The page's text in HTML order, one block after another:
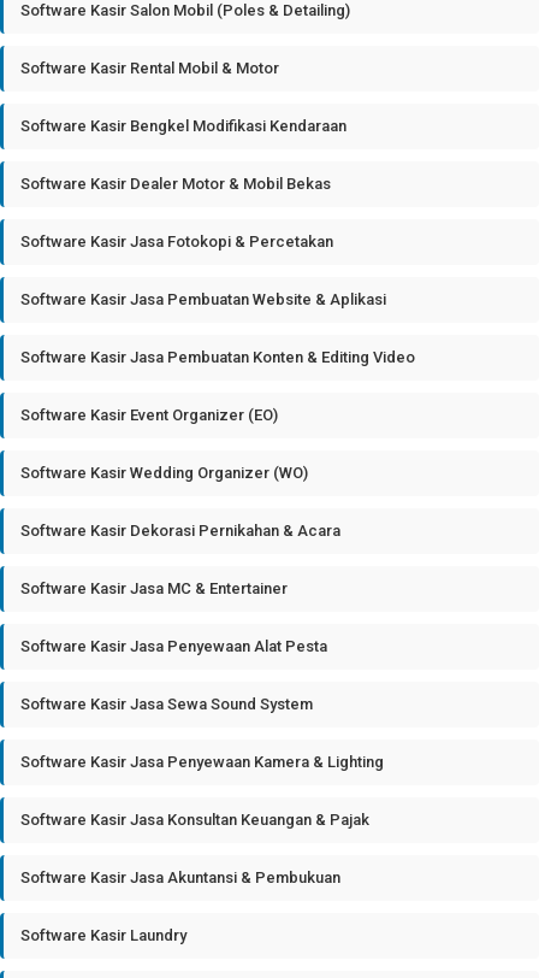
Software Kasir Salon Mobil (Poles & Detailing)
Software Kasir Rental Mobil & Motor
Software Kasir Bengkel Modifikasi Kendaraan
Software Kasir Dealer Motor & Mobil Bekas
Software Kasir Jasa Fotokopi & Percetakan
Software Kasir Jasa Pembuatan Website & Aplikasi
Software Kasir Jasa Pembuatan Konten & Editing Video
Software Kasir Event Organizer (EO)
Software Kasir Wedding Organizer (WO)
Software Kasir Dekorasi Pernikahan & Acara
Software Kasir Jasa MC & Entertainer
Software Kasir Jasa Penyewaan Alat Pesta
Software Kasir Jasa Sewa Sound System
Software Kasir Jasa Penyewaan Kamera & Lighting
Software Kasir Jasa Konsultan Keuangan & Pajak
Software Kasir Jasa Akuntansi & Pembukuan
Software Kasir Laundry